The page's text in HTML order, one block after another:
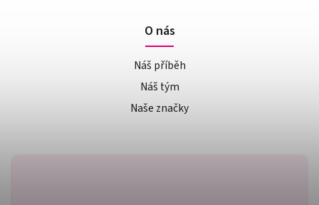
O nás
Náš příběh
Náš tým
Naše značky